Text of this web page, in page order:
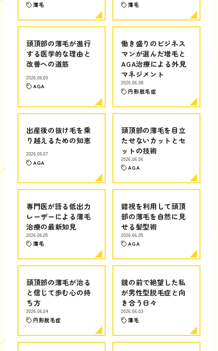
薄毛 薄毛
頭頂部の薄毛が進行
する医学的な理由と
改善への道筋
2026.06.09
AGA
働き盛りのビジネス
マンが選んだ増毛と
AGA治療による外見
マネジメント
2026.06.08
円形脱毛症
出産後の抜け毛を乗
り越えるための知恵
2026.06.07
AGA
頭頂部の薄毛を目立
たせないカットとセ
ットの技術
2026.06.06
AGA
専門医が語る低出力
レーザーによる薄毛
治療の最新知見
2026.06.05
薄毛
錯視を利用して頭頂
部の薄毛を自然に見
せる髪型術
2026.06.05
AGA
頭頂部の薄毛が治る
と信じて歩む心の持
ち方
2026.06.04
円形脱毛症
鏡の前で絶望した私
が男性型脱毛症と向
き合う日々
2026.06.03
薄毛